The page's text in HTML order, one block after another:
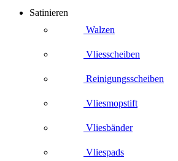
Satinieren
Walzen
Vliesscheiben
Reinigungsscheiben
Vliesmopstift
Vliesbänder
Vliespads